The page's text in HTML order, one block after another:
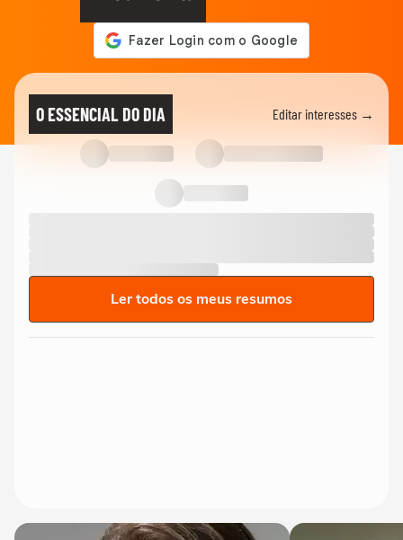
O ESSENCIAL DO DIA Editar interesses →
Ler todos os meus resumos